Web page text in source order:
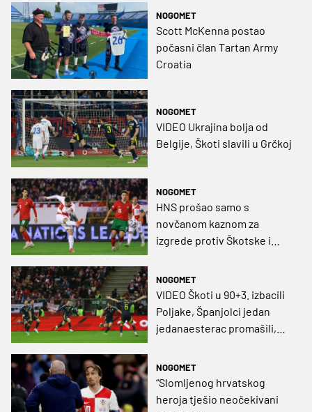
NOGOMET
Scott McKenna postao
počasni član Tartan Army
Croatia
NOGOMET
VIDEO Ukrajina bolja od
Belgije, Škoti slavili u Grčkoj
NOGOMET
HNS prošao samo s
novčanom kaznom za
izgrede protiv Škotske i
NOGOMET
VIDEO Škoti u 90+3. izbacili
Poljake, Španjolci jedan
jedanaesterac promašili,
pobjedu
NOGOMET
“Slomljenog hrvatskog
heroja tješio neočekivani